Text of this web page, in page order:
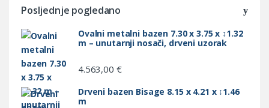
Posljednje pogledano
Ovalni metalni bazen 7.30 x 3.75 x ↕1.32
m – unutarnji nosači, drveni uzorak
4.563,00 €
Drveni bazen Bisage 8.15 x 4.21 x ↕1.46
m